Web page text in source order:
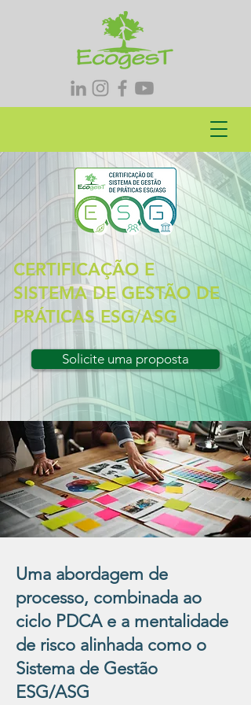
CERTIFICAÇÃO E
SISTEMA DE GESTÃO DE
PRÁTICAS ESG/ASG
Solicite uma proposta
Uma abordagem de
processo, combinada ao
ciclo PDCA e a mentalidade
de risco alinhada como o
Sistema de Gestão
ESG/ASG